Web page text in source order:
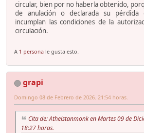
circular, bien por no haberla obtenido,
de anulación o declarada su
incumplan las condiciones de la
circulación.
A 1 persona le gusta esto.
grapi
Domingo 08 de Febrero de 2026. 21:54 horas.
Cita de: Athelstanmonk en Martes 09 de
18:27 horas.